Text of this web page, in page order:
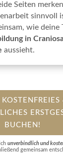
Seiten
sinnvoll
wie deine
in
aussieht.
BUCHEN!
unverbindlich und
gemeinsam